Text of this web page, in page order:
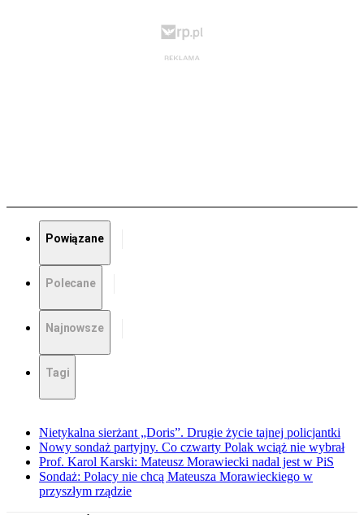
Powiązane
Polecane
Najnowsze
Tagi
Nietykalna sierżant „Doris”. Drugie życie tajnej policjantki
Nowy sondaż partyjny. Co czwarty Polak wciąż nie wybrał
Prof. Karol Karski: Mateusz Morawiecki nadal jest w PiS
Sondaż: Polacy nie chcą Mateusza Morawieckiego w
przyszłym rządzie